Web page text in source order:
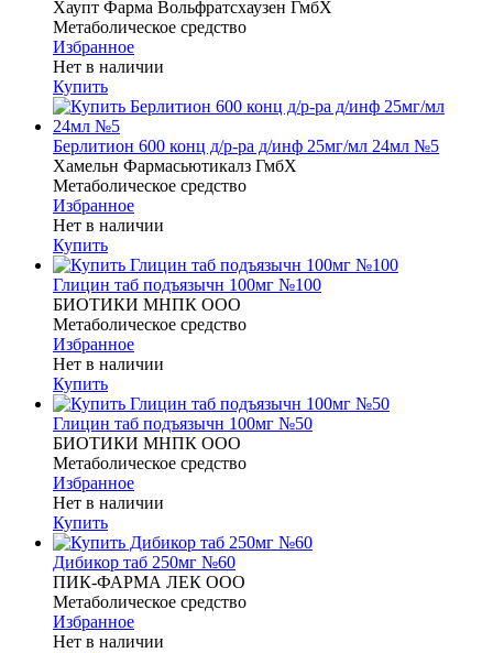
Хаупт Фарма Вольфратсхаузен ГмбХ
Метаболическое средство
Избранное
Нет в наличии
Купить
Берлитион 600 конц д/р-ра д/инф 25мг/мл 24мл №5
Хамельн Фармасьютикалз ГмбХ
Метаболическое средство
Избранное
Нет в наличии
Купить
Глицин таб подъязычн 100мг №100
БИОТИКИ МНПК ООО
Метаболическое средство
Избранное
Нет в наличии
Купить
Глицин таб подъязычн 100мг №50
БИОТИКИ МНПК ООО
Метаболическое средство
Избранное
Нет в наличии
Купить
Дибикор таб 250мг №60
ПИК-ФАРМА ЛЕК ООО
Метаболическое средство
Избранное
Нет в наличии